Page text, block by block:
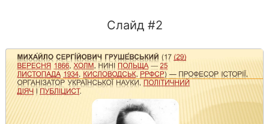
Слайд #2